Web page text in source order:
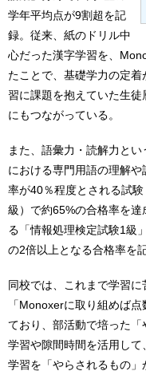
学年平均点が9割超を記
録。従来、紙のドリル中
心だった漢字学習を、
たことで、基礎学力の定
習に課題を抱えていた生
にもつながっている。
また、語彙力・読解力と
における専門用語の理解
率が40％程度とされる試
級）で約65%の合格率を
る「情報処理検定試験1級
の2倍以上となる合格率を
同校では、これまで学習に
「Monoxerに取り組めば
ており、部活動で培った
学習や隙間時間を活用して
学習を「やらされるもの